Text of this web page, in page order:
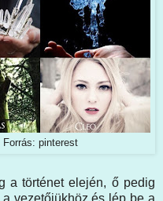
Forrás: pinterest
a történet elején, ő pedig
vezetőjükhöz és lép be a